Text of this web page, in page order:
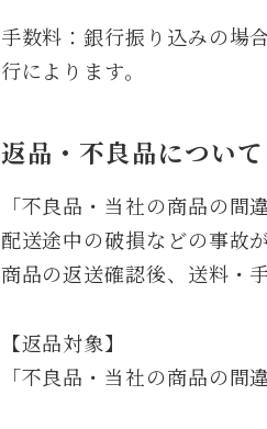
手数料：銀行振り込みの場
行によります。
返品・不良品について
「不良品・当社の商品の間
配送途中の破損などの事故
商品の返送確認後、送料・
【返品対象】
「不良品・当社の商品の間